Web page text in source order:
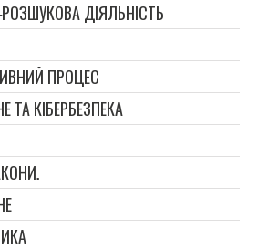
ДІЯЛЬНІСТЬ
ПРОЦЕС
ТА КІБЕРБЕЗПЕКА